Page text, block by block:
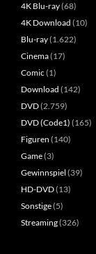
4K Blu-ray(68)
4K Download (10)
Blu-ray(1.622)
Cinema(17)
Comic (1)
Download (142)
DVD(2.759)
DVD (Code1) (165)
Figuren (140)
Game(3)
Gewinnspiel (39)
HD-DVD(13)
Sonstige(5)
Streaming(326)